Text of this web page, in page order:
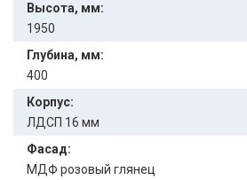
Высота, мм:
1950
Глубина, мм:
400
Корпус:
ЛДСП 16 мм
Фасад:
МДФ розовый глянец